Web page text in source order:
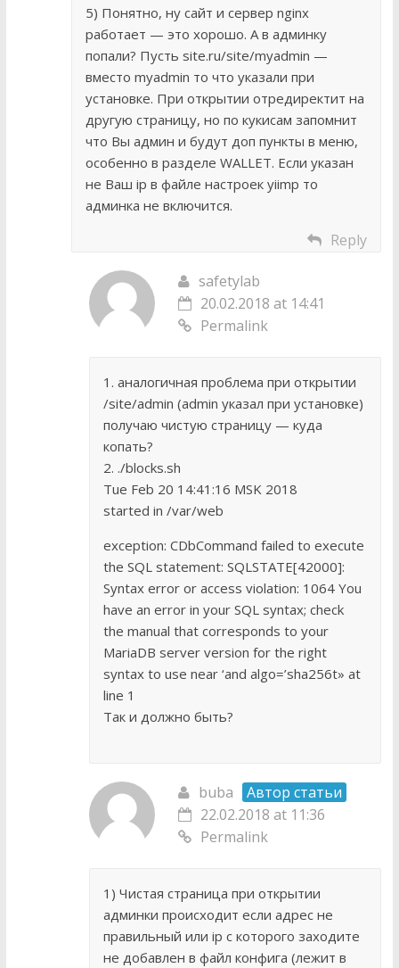
5) Понятно, ну сайт и сервер nginx
работает — это хорошо. А в админку
попали? Пусть site.ru/site/myadmin —
вместо myadmin то что указали при
установке. При открытии отредиректит на
другую страницу, но по кукисам запомнит
что Вы админ и будут доп пункты в меню,
особенно в разделе WALLET. Если указан
не Ваш ip в файле настроек yiimp то
админка не включится.
Reply
safetylab
20.02.2018 at 14:41
Permalink
1. аналогичная проблема при открытии
/site/admin (admin указал при установке)
получаю чистую страницу — куда
копать?
2. ./blocks.sh
Tue Feb 20 14:41:16 MSK 2018
started in /var/web
exception: CDbCommand failed to execute
the SQL statement: SQLSTATE[42000]:
Syntax error or access violation: 1064 You
have an error in your SQL syntax; check
the manual that corresponds to your
MariaDB server version for the right
syntax to use near ‘and algo=’sha256t» at
line 1
Так и должно быть?
buba
Автор статьи
22.02.2018 at 11:36
Permalink
1) Чистая страница при открытии
админки происходит если адрес не
правильный или ip c которого заходите
не добавлен в файл конфига (лежит в